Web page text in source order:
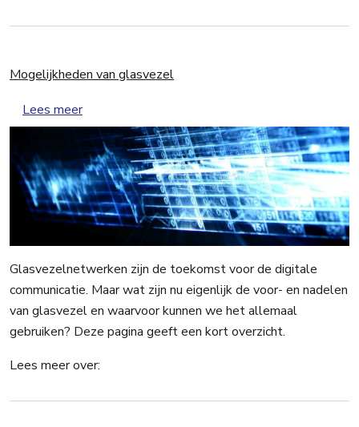
Mogelijkheden van glasvezel
Lees meerover Mogelijkheden van glasvezel
Glasvezelnetwerken zijn de toekomst voor de digitale
communicatie. Maar wat zijn nu eigenlijk de voor- en nadelen
van glasvezel en waarvoor kunnen we het allemaal
gebruiken? Deze pagina geeft een kort overzicht.
Lees meer over: